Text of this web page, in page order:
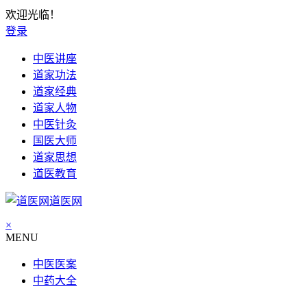
欢迎光临！
登录
中医讲座
道家功法
道家经典
道家人物
中医针灸
国医大师
道家思想
道医教育
道医网
×
MENU
中医医案
中药大全